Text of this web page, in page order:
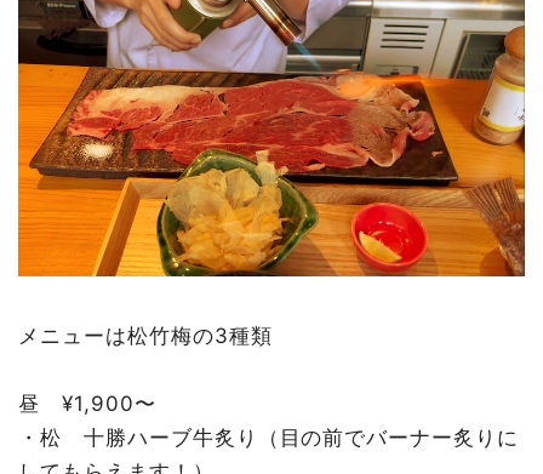
メニューは松竹梅の3種類
昼 ¥1,900〜
・松 十勝ハーブ牛炙り（目の前でバーナー炙りに